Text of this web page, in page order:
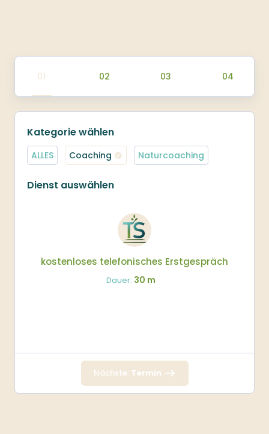
Kategorie wählen
ALLES Coaching Naturcoaching
Dienst auswählen
kostenloses telefonisches Erstgespräch
Dauer: 30 m
Nächste: Termin